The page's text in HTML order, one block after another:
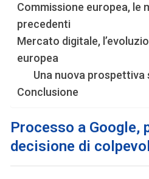
Commissione europea, le
precedenti
Mercato digitale,
europea
Una nuova prospettiva
Conclusione
Processo a Google,
decisione di